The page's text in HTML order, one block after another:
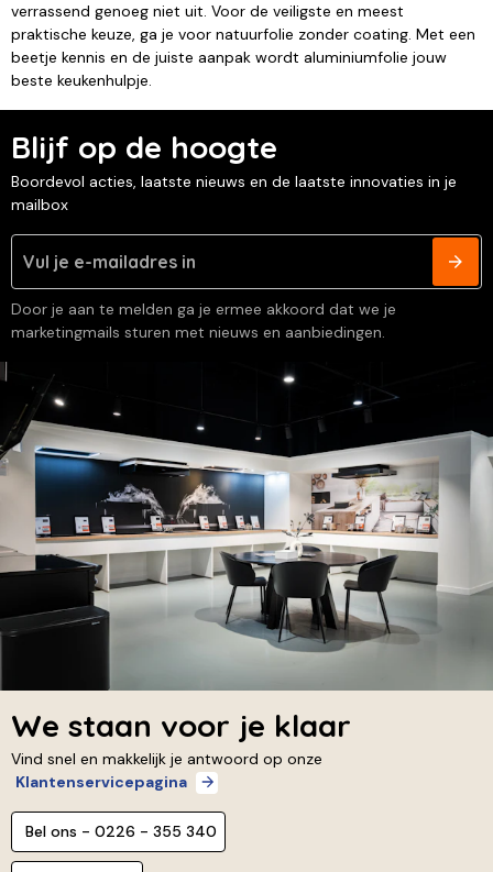
verrassend genoeg niet uit. Voor de veiligste en meest
praktische keuze, ga je voor natuurfolie zonder coating. Met een
beetje kennis en de juiste aanpak wordt aluminiumfolie jouw
beste keukenhulpje.
Blijf op de hoogte
Boordevol acties, laatste nieuws en de laatste innovaties in je
mailbox
Door je aan te melden ga je ermee akkoord dat we je
marketingmails sturen met nieuws en aanbiedingen.
We staan voor je klaar
Vind snel en makkelijk je antwoord op onze
Klantenservicepagina
Bel ons - 0226 - 355 340